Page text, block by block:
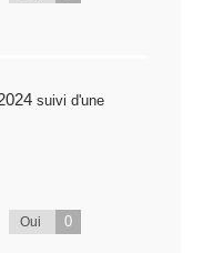
2024 suivi d'une
Oui 0